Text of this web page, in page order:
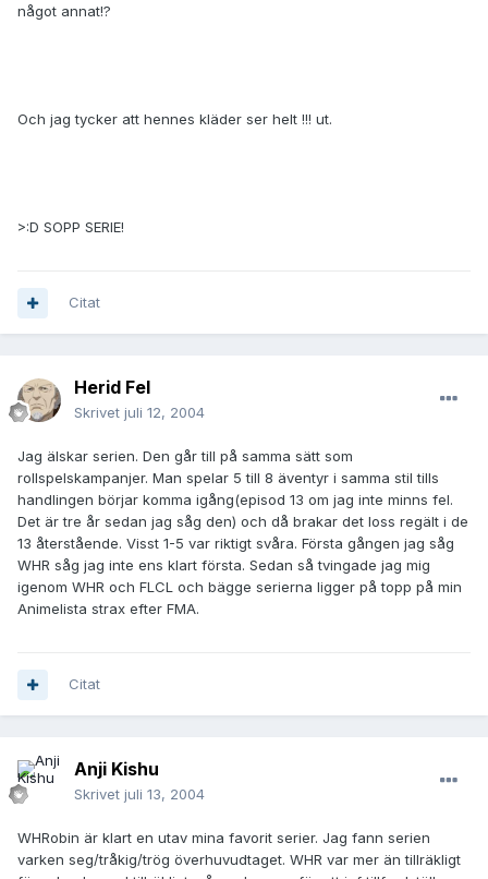
något annat!?
Och jag tycker att hennes kläder ser helt !!! ut.
>:D SOPP SERIE!
Citat
Herid Fel
Skrivet juli 12, 2004
Jag älskar serien. Den går till på samma sätt som
rollspelskampanjer. Man spelar 5 till 8 äventyr i samma stil tills
handlingen börjar komma igång(episod 13 om jag inte minns fel.
Det är tre år sedan jag såg den) och då brakar det loss regält i de
13 återstående. Visst 1-5 var riktigt svåra. Första gången jag såg
WHR såg jag inte ens klart första. Sedan så tvingade jag mig
igenom WHR och FLCL och bägge serierna ligger på topp på min
Animelista strax efter FMA.
Citat
Anji Kishu
Skrivet juli 13, 2004
WHRobin är klart en utav mina favorit serier. Jag fann serien
varken seg/tråkig/trög överhuvudtaget. WHR var mer än tillräkligt